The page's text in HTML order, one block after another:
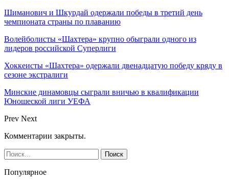
Шиманович и Шкурдай одержали победы в третий день
чемпионата страны по плаванию
Волейболисты «Шахтера» крупно обыграли одного из
лидеров российской Суперлиги
Хоккеисты «Шахтера» одержали двенадцатую победу кряду в
сезоне экстралиги
Минские динамовцы сыграли вничью в квалификации
Юношеской лиги УЕФА
Prev Next
Комментарии закрыты.
Популярное